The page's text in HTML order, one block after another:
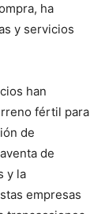
ha
y servicios
han
fértil para
de
de
y la
empresas